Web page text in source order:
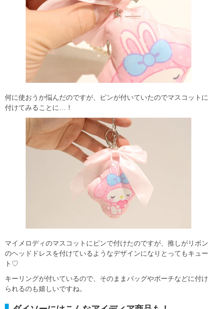
何に使おうか悩んだのですが、ピンが付いていたのでマスコットに
付けてみることに…！
マイメロディのマスコットにピンで付けたのですが、推しがリボン
のヘッドドレスを付けているようなデザインになりとってもキュー
ト♡
キーリングが付いているので、そのままバッグやポーチなどに付け
られるのも嬉しいですね。